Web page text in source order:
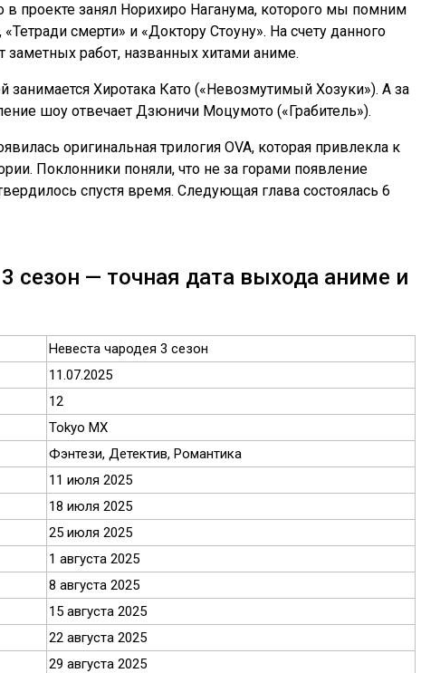
в проекте занял Норихиро Наганума, которого мы помним
смерти» и «Доктору Стоуну». На счету данного
заметных работ, названных хитами аниме.
занимается Хиротака Като («Невозмутимый Хозуки»). А за
шоу отвечает Дзюничи Моцумото («Грабитель»).
оригинальная трилогия OVA, которая привлекла к
Поклонники поняли, что не за горами появление
спустя время. Следующая глава состоялась 6
сезон — точная дата выхода аниме и
Невеста чародея 3 сезон
11.07.2025
12
Tokyo MX
Фэнтези, Детектив, Романтика
11 июля 2025
18 июля 2025
25 июля 2025
1 августа 2025
8 августа 2025
15 августа 2025
22 августа 2025
29 августа 2025